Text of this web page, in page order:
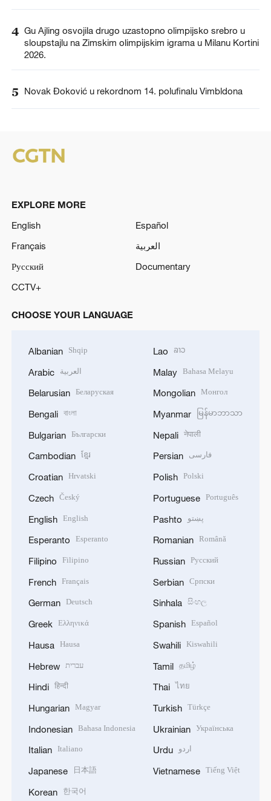
4 Gu Ajling osvojila drugo uzastopno olimpijsko srebro u
sloupstajlu na Zimskim olimpijskim igrama u Milanu Kortini
2026.
5 Novak Đoković u rekordnom 14. polufinalu Vimbldona
EXPLORE MORE
English
Español
Français
العربية
Русский
Documentary
CCTV+
CHOOSE YOUR LANGUAGE
Albanian Shqip
Arabic العربية
Belarusian Беларуская
Bengali বাংলা
Bulgarian Български
Cambodian ខ្មែរ
Croatian Hrvatski
Czech Český
English English
Esperanto Esperanto
Filipino Filipino
French Français
German Deutsch
Greek Ελληνικά
Hausa Hausa
Hebrew עברית
Hindi हिन्दी
Hungarian Magyar
Indonesian Bahasa Indonesia
Italian Italiano
Japanese 日本語
Korean 한국어
Lao ລາວ
Malay Bahasa Melayu
Mongolian Монгол
Myanmar မြန်မာဘာသာ
Nepali नेपाली
Persian فارسی
Polish Polski
Portuguese Português
Pashto پښتو
Romanian Română
Russian Русский
Serbian Српски
Sinhala සිංහල
Spanish Español
Swahili Kiswahili
Tamil தமிழ்
Thai ไทย
Turkish Türkçe
Ukrainian Українська
Urdu اردو
Vietnamese Tiếng Việt